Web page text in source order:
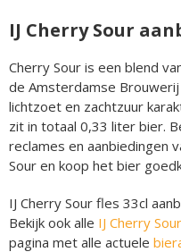
IJ Cherry Sour
Cherry Sour is een blend
de Amsterdamse
lichtzoet en zachtzuur
zit in totaal 0,33 liter bier.
reclames en aanbiedingen
Sour en koop het bier
IJ Cherry Sour fles 33cl
Bekijk ook alle IJ Cherry
pagina met alle actuele